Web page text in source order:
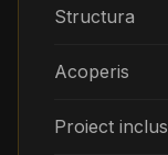
Structura
Acoperis
Proiect inclus